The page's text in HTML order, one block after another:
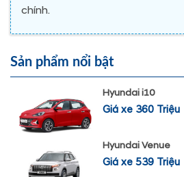
chính.
Sản phẩm nổi bật
Hyundai i10
Giá xe 360 Triệu
Hyundai Venue
Giá xe 539 Triệu